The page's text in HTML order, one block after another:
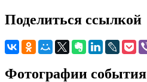
Поделиться ссылкой
Фотографии события